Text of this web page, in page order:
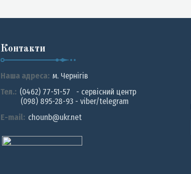
Контакти
Наша адреса: м. Чернiгiв
Тел.: (0462) 77-51-57 - сервісний центр
(098) 895-28-93 - viber/telegram
E-mail: chounb@ukr.net